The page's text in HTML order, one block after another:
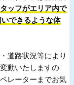
ッフがエリア内で
できるような体
道路状況等により
動いたしますの
レーターまでお気